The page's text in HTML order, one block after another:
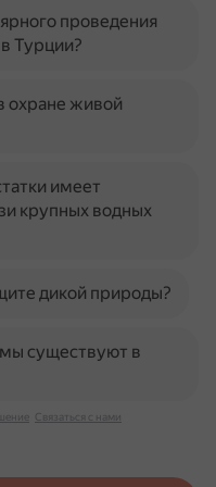
проведения
Турции?
охране живой
имеет
крупных водных
дикой природы?
существуют в
Связаться с нами